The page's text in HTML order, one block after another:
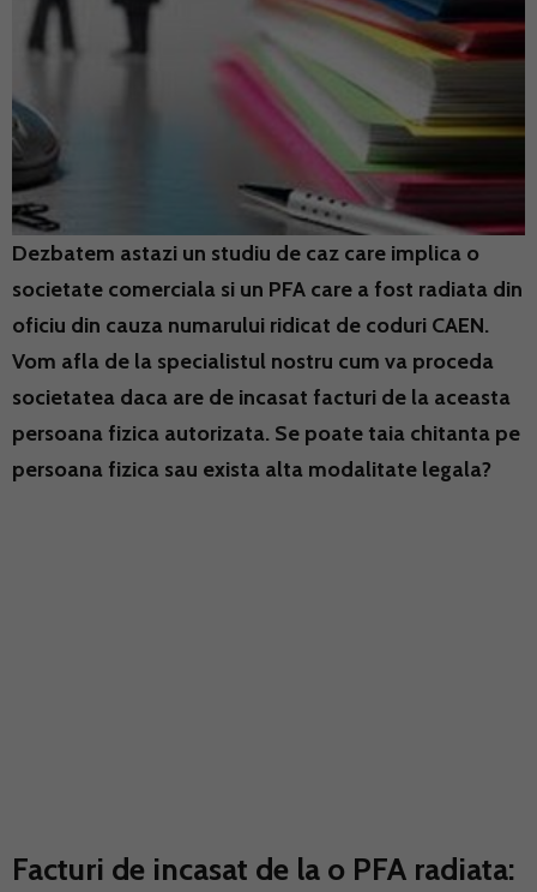
Dezbatem astazi un studiu de caz care implica o
societate comerciala si un PFA care a fost radiata din
oficiu din cauza numarului ridicat de coduri CAEN.
Vom afla de la specialistul nostru cum va proceda
societatea daca are de incasat facturi de la aceasta
persoana fizica autorizata. Se poate taia chitanta pe
persoana fizica sau exista alta modalitate legala?
Facturi de incasat de la o PFA radiata: